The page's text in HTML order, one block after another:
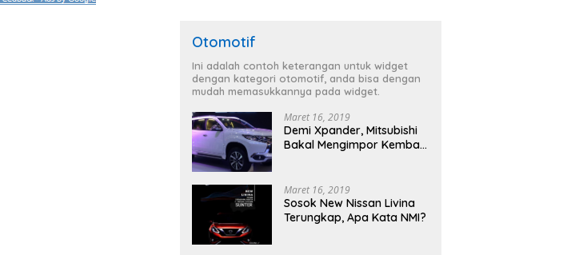
Otomotif
Ini adalah contoh keterangan untuk widget
dengan kategori otomotif, anda bisa dengan
mudah memasukkannya pada widget.
Maret 16, 2019
Demi Xpander, Mitsubishi
Bakal Mengimpor Kembali
Maret 16, 2019
Sosok New Nissan Livina
Terungkap, Apa Kata NMI?